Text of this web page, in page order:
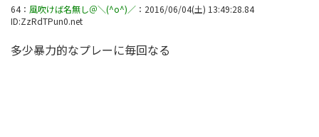
64： 風吹けば名無し＠＼(^o^)／ ： 2016/06/04(土) 13:49:28.84
ID:ZzRdTPun0.net
多少暴力的なプレーに毎回なる